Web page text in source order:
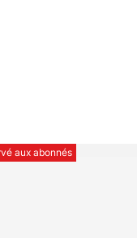
aux abonnés